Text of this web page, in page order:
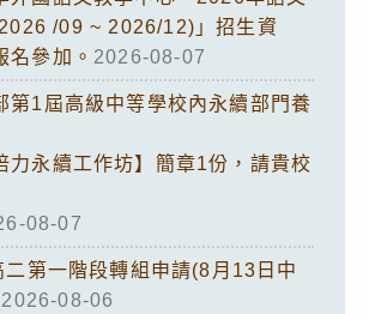
/09 ~ 2026/12)」招生資
名參加。 2026-08-07
第1屆高級中等學校內永續部門養
力永續工作坊】簡章1份，請貴校
08-07
第一階段轉組申請(8月13日中
2026-08-06